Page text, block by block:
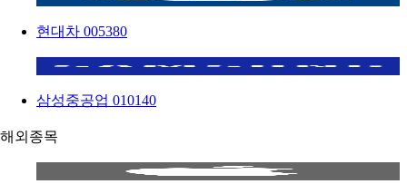
현대차 005380
삼성중공업 010140
해외종목